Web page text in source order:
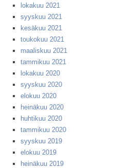
lokakuu 2021
syyskuu 2021
kesäkuu 2021
toukokuu 2021
maaliskuu 2021
tammikuu 2021
lokakuu 2020
syyskuu 2020
elokuu 2020
heinäkuu 2020
huhtikuu 2020
tammikuu 2020
syyskuu 2019
elokuu 2019
heinäkuu 2019